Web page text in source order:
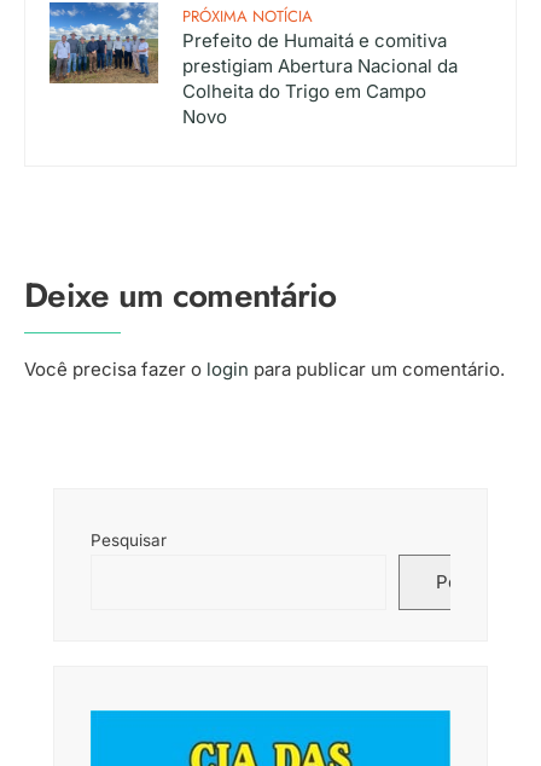
PRÓXIMA NOTÍCIA
Prefeito de Humaitá e comitiva
prestigiam Abertura Nacional da
Colheita do Trigo em Campo
Novo
Deixe um comentário
Você precisa fazer o login para publicar um comentário.
Pesquisar
Pesquisar